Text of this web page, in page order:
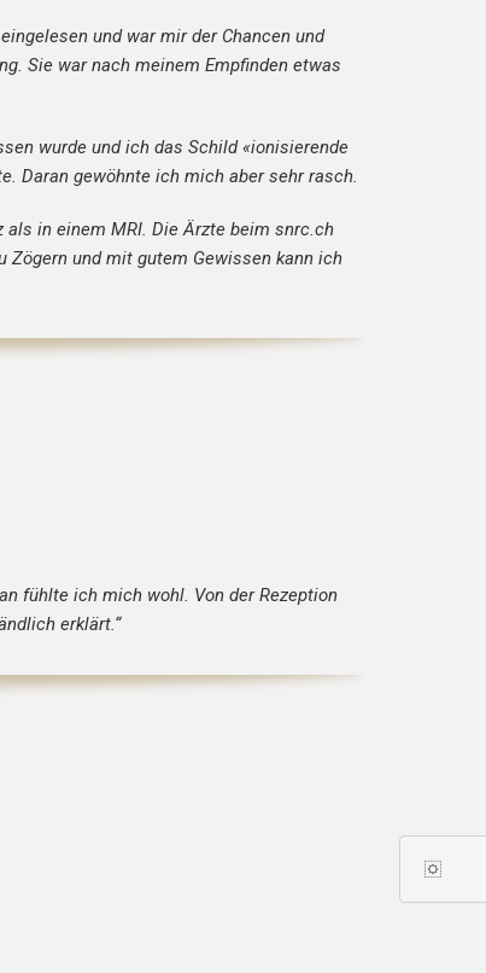
und war mir der Chancen und
Sie war nach meinem Empfinden etwas
wurde und ich das Schild «ionisierende
Daran gewöhnte ich mich aber sehr rasch.
als in einem MRI. Die Ärzte beim snrc.ch
und mit gutem Gewissen kann ich
fühlte ich mich wohl. Von der Rezeption
erklärt.“